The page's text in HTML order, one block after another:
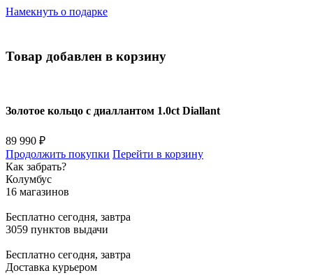
Намекнуть о подарке
Товар добавлен в корзину
Золотое кольцо с диаллантом 1.0ct Diallant
89 990 ₽
Продолжить покупки Перейти в корзину
Как забрать?
Колумбус
16 магазинов
Бесплатно сегодня, завтра
3059 пунктов выдачи
Бесплатно сегодня, завтра
Доставка курьером